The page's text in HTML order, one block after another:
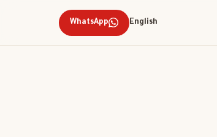
English
WhatsApp